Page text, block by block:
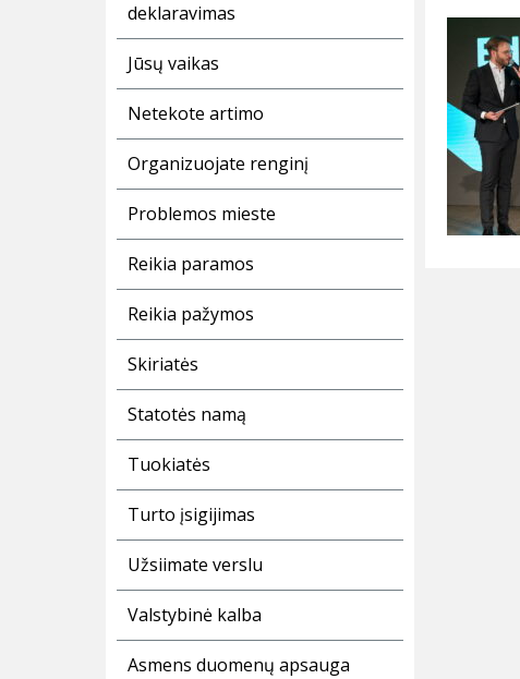
deklaravimas
Jūsų vaikas
Netekote artimo
Organizuojate renginį
Problemos mieste
Reikia paramos
Reikia pažymos
Skiriatės
Statotės namą
Tuokiatės
Turto įsigijimas
Užsiimate verslu
Valstybinė kalba
Asmens duomenų apsauga